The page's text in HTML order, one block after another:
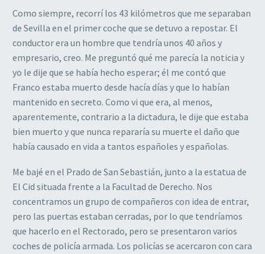
Como siempre, recorrí los 43 kilómetros que me separaban
de Sevilla en el primer coche que se detuvo a repostar. El
conductor era un hombre que tendría unos 40 años y
empresario, creo. Me preguntó qué me parecía la noticia y
yo le dije que se había hecho esperar; él me contó que
Franco estaba muerto desde hacía días y que lo habían
mantenido en secreto. Como vi que era, al menos,
aparentemente, contrario a la dictadura, le dije que estaba
bien muerto y que nunca repararía su muerte el daño que
había causado en vida a tantos españoles y españolas.
Me bajé en el Prado de San Sebastián, junto a la estatua de
El Cid situada frente a la Facultad de Derecho. Nos
concentramos un grupo de compañeros con idea de entrar,
pero las puertas estaban cerradas, por lo que tendríamos
que hacerlo en el Rectorado, pero se presentaron varios
coches de policía armada. Los policías se acercaron con cara